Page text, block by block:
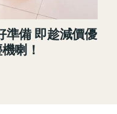
準備 即趁減價優
喇！